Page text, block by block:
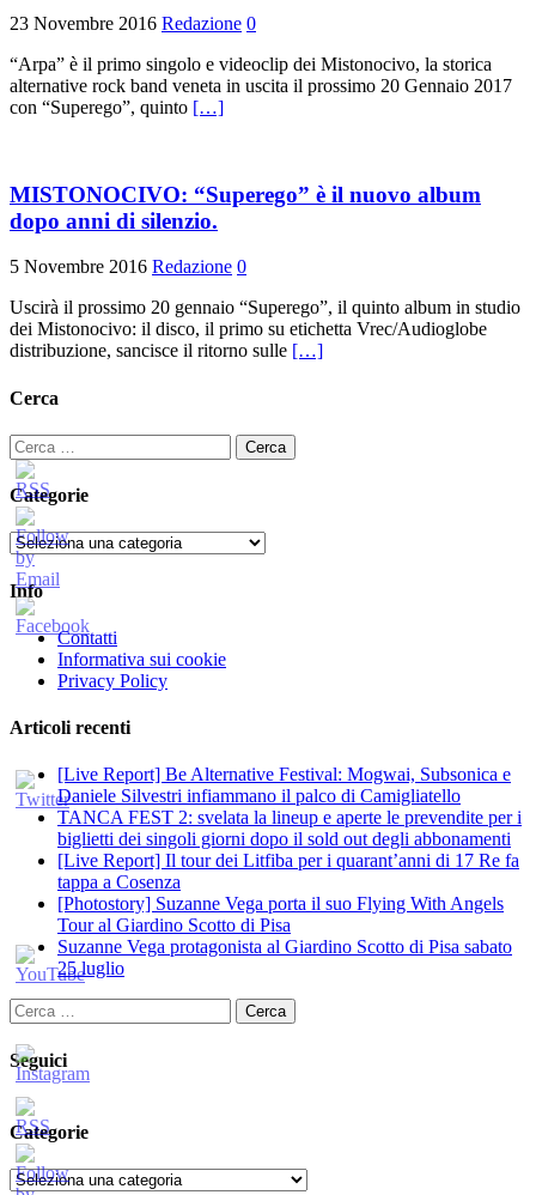
23 Novembre 2016 Redazione 0
“Arpa” è il primo singolo e videoclip dei Mistonocivo, la storica
alternative rock band veneta in uscita il prossimo 20 Gennaio 2017
con “Superego”, quinto […]
MISTONOCIVO: “Superego” è il nuovo album
dopo anni di silenzio.
5 Novembre 2016 Redazione 0
Uscirà il prossimo 20 gennaio “Superego”, il quinto album in studio
dei Mistonocivo: il disco, il primo su etichetta Vrec/Audioglobe
distribuzione, sancisce il ritorno sulle […]
Cerca
Ricerca
per:
Categorie
Categorie
Info
Contatti
Informativa sui cookie
Privacy Policy
Articoli recenti
[Live Report] Be Alternative Festival: Mogwai, Subsonica e
Daniele Silvestri infiammano il palco di Camigliatello
TANCA FEST 2: svelata la lineup e aperte le prevendite per i
biglietti dei singoli giorni dopo il sold out degli abbonamenti
[Live Report] Il tour dei Litfiba per i quarant’anni di 17 Re fa
tappa a Cosenza
[Photostory] Suzanne Vega porta il suo Flying With Angels
Tour al Giardino Scotto di Pisa
Suzanne Vega protagonista al Giardino Scotto di Pisa sabato
25 luglio
Ricerca
per:
Seguici
Categorie
Categorie